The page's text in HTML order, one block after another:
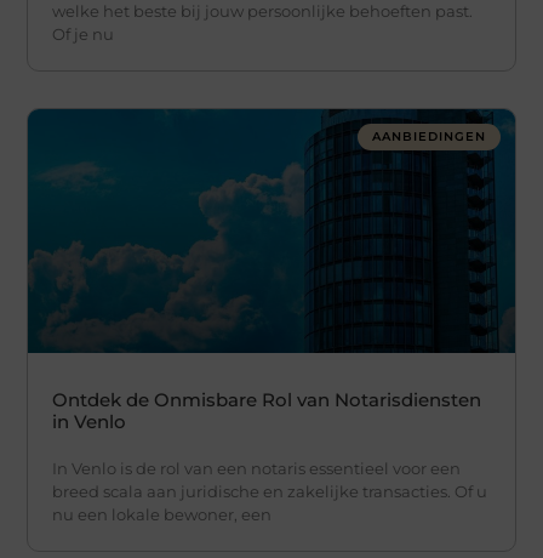
welke het beste bij jouw persoonlijke behoeften past.
Of je nu
AANBIEDINGEN
Ontdek de Onmisbare Rol van Notarisdiensten
in Venlo
In Venlo is de rol van een notaris essentieel voor een
breed scala aan juridische en zakelijke transacties. Of u
nu een lokale bewoner, een